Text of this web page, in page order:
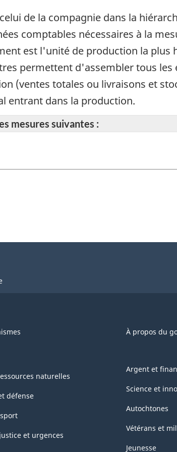
de la compagnie dans la
comptables nécessaires à la
est l'unité de production la plus
permettent d'assembler tous les
(ventes totales ou livraisons et
entrant dans la production.
mesures suivantes :
À propos du
naturelles
défense
et urgences
Argent et
Science et
Autochtones
Vétérans et
Jeunesse